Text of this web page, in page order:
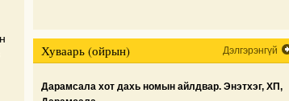
Хуваарь (ойрын) Дэлгэрэнгүй
Дарамсала хот дахь номын айлдвар. Энэтхэг, ХП,